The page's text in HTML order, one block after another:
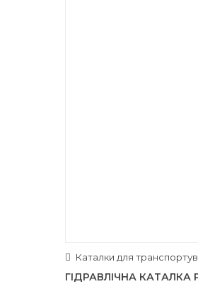
Каталки для
ГІДРАВЛІЧНА КАТАЛКА